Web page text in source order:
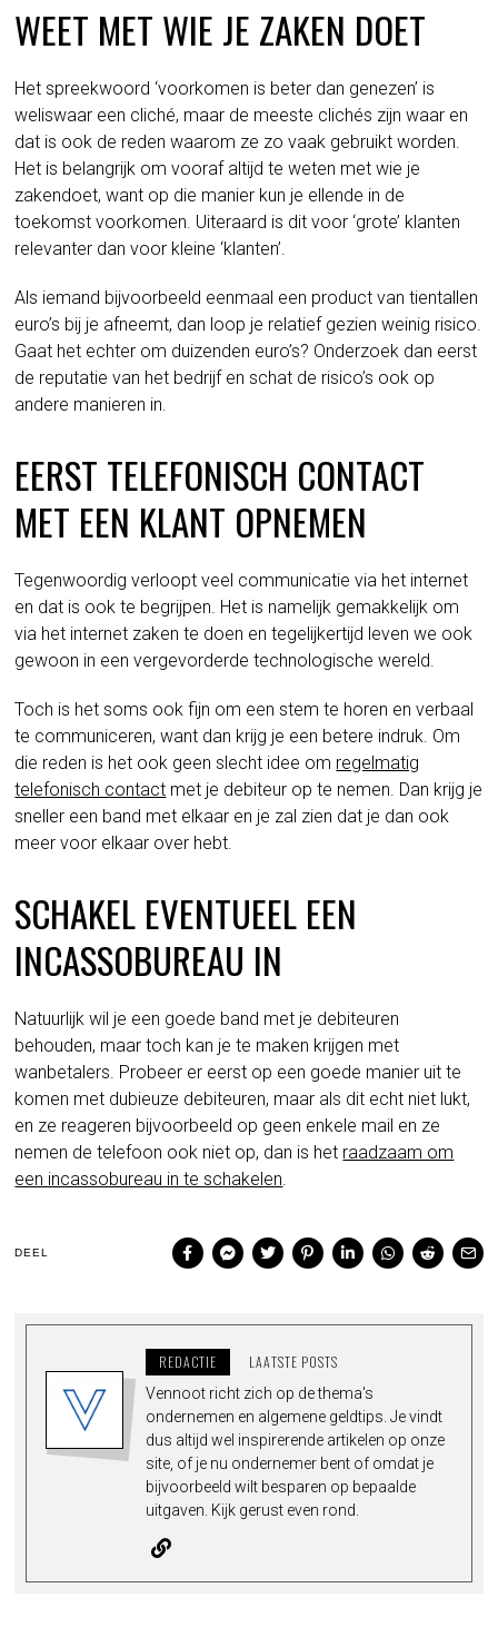
WEET MET WIE JE ZAKEN DOET
Het spreekwoord ‘voorkomen is beter dan genezen’ is
weliswaar een cliché, maar de meeste clichés zijn waar en
dat is ook de reden waarom ze zo vaak gebruikt worden.
Het is belangrijk om vooraf altijd te weten met wie je
zakendoet, want op die manier kun je ellende in de
toekomst voorkomen. Uiteraard is dit voor ‘grote’ klanten
relevanter dan voor kleine ‘klanten’.
Als iemand bijvoorbeeld eenmaal een product van tientallen
euro’s bij je afneemt, dan loop je relatief gezien weinig risico.
Gaat het echter om duizenden euro’s? Onderzoek dan eerst
de reputatie van het bedrijf en schat de risico’s ook op
andere manieren in.
EERST TELEFONISCH CONTACT
MET EEN KLANT OPNEMEN
Tegenwoordig verloopt veel communicatie via het internet
en dat is ook te begrijpen. Het is namelijk gemakkelijk om
via het internet zaken te doen en tegelijkertijd leven we ook
gewoon in een vergevorderde technologische wereld.
Toch is het soms ook fijn om een stem te horen en verbaal
te communiceren, want dan krijg je een betere indruk. Om
die reden is het ook geen slecht idee om regelmatig
telefonisch contact met je debiteur op te nemen. Dan krijg je
sneller een band met elkaar en je zal zien dat je dan ook
meer voor elkaar over hebt.
SCHAKEL EVENTUEEL EEN
INCASSOBUREAU IN
Natuurlijk wil je een goede band met je debiteuren
behouden, maar toch kan je te maken krijgen met
wanbetalers. Probeer er eerst op een goede manier uit te
komen met dubieuze debiteuren, maar als dit echt niet lukt,
en ze reageren bijvoorbeeld op geen enkele mail en ze
nemen de telefoon ook niet op, dan is het raadzaam om
een incassobureau in te schakelen
DEEL
REDACTIE LAATSTE POSTS
Vennoot richt zich op de thema's
ondernemen en algemene geldtips. Je vindt
dus altijd wel inspirerende artikelen op onze
site, of je nu ondernemer bent of omdat je
bijvoorbeeld wilt besparen op bepaalde
uitgaven. Kijk gerust even rond.